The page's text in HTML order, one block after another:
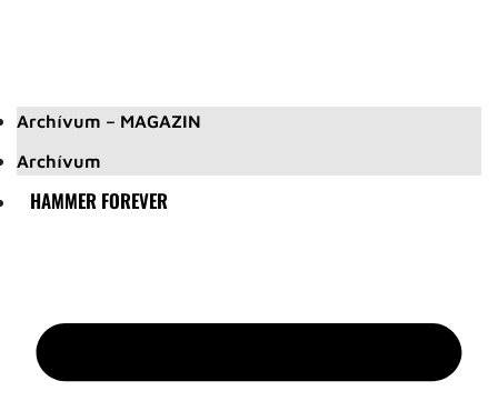
Archívum – MAGAZIN
Archívum
HAMMER FOREVER